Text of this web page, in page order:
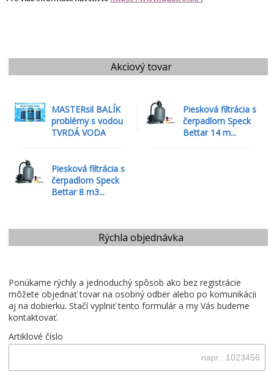
Rýchla objednávka
Ponúkame rýchly a jednoduchý spôsob ako bez registrácie
môžete objednať tovar na osobný odber alebo po komunikácii
aj na dobierku. Stačí vyplniť tento formulár a my Vás budeme
kontaktovať.
Artiklové číslo
Akciový tovar
MASTERsil BALÍK
problémy s vodou
TVRDÁ VODA
Piesková filtrácia s
čerpadlom Speck
Bettar 14 m...
Piesková filtrácia s
čerpadlom Speck
Bettar 8 m3...